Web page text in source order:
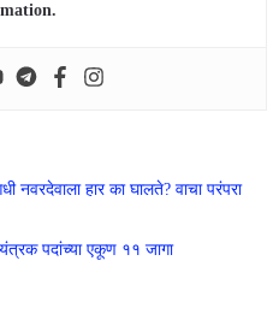
हार का घालते? वाचा परंपरा
पदांच्या एकूण ११ जागा